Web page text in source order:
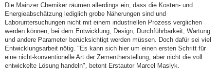
Die Mainzer Chemiker räumen allerdings ein, dass die Kosten- und
Energieabschätzung lediglich grobe Näherungen sind und
Laboruntersuchungen nicht mit einem industriellen Prozess verglichen
werden können, bei dem Entwicklung, Design, Durchführbarkeit, Wartung
und andere Parameter berücksichtigt werden müssen. Doch dafür sei viel
Entwicklungsarbeit nötig. "Es kann sich hier um einen ersten Schritt für
eine nicht-konventionelle Art der Zementherstellung, aber nicht die voll
entwickelte Lösung handeln", betont Erstautor Marcel Maslyk.